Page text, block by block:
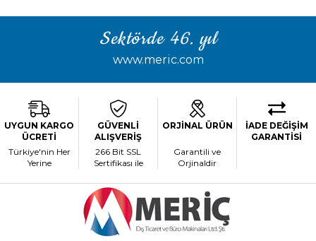
Sektörde 46. yıl
www.meric.com
UYGUN KARGO
ÜCRETİ
Türkiye'nin Her
Yerine
GÜVENLİ
ALIŞVERİŞ
266 Bit SSL
Sertifikası ile
ORJİNAL ÜRÜN
Garantili ve
Orjinaldir
İADE DEĞİŞİM
GARANTİSİ